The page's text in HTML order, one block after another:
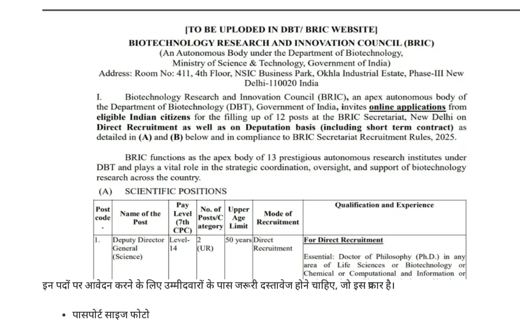
इन पदों पर आवेदन करने के लिए उम्मीदवारों के पास जरूरी दस्तावेज होने चाहिए, जो इस प्रकार है।
पासपोर्ट साइज फोटो